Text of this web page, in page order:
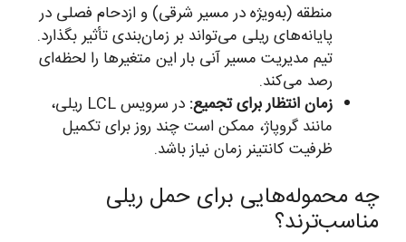
منطقه (به‌ویژه در مسیر شرقی) و ازدحام فصلی در
پایانه‌های ریلی می‌تواند بر زمان‌بندی تأثیر بگذارد.
تیم مدیریت مسیر آنی بار این متغیرها را لحظه‌ای
رصد می‌کند.
زمان انتظار برای تجمیع:
در سرویس LCL ریلی،
مانند گروپاژ، ممکن است چند روز برای تکمیل
ظرفیت کانتینر زمان نیاز باشد.
چه محموله‌هایی برای حمل ریلی
مناسب‌ترند؟